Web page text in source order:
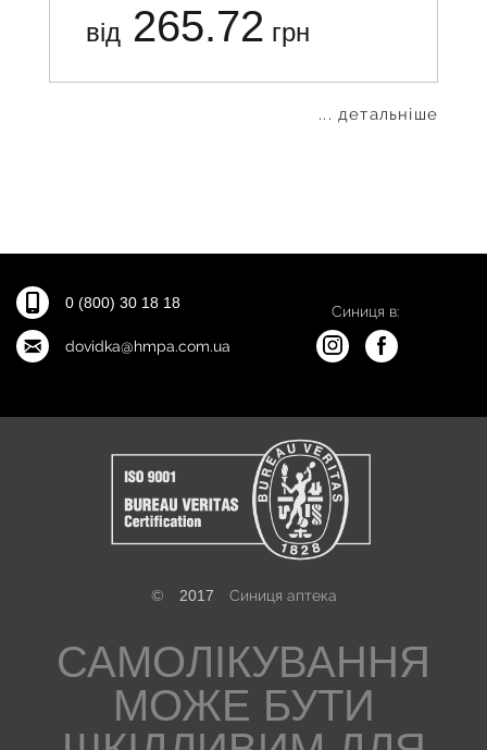
від 265.72 грн
... детальніше
0 (800) 30 18 18
dovidka@hmpa.com.ua
Синиця в:
© 2017 Синиця аптека
САМОЛІКУВАННЯ
МОЖЕ БУТИ